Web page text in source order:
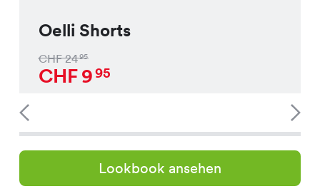
Oelli Shorts
CHF2495
CHF995
Lookbook ansehen